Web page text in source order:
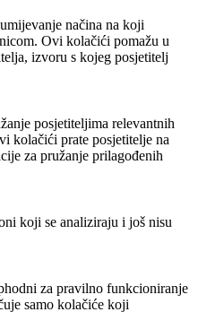
načina na koji
Ovi kolačići pomažu u
izvoru s kojeg posjetitelj
posjetiteljima relevantnih
kolačići prate posjetitelje na
za pružanje prilagođenih
koji se analiziraju i još nisu
za pravilno funkcioniranje
samo kolačiće koji